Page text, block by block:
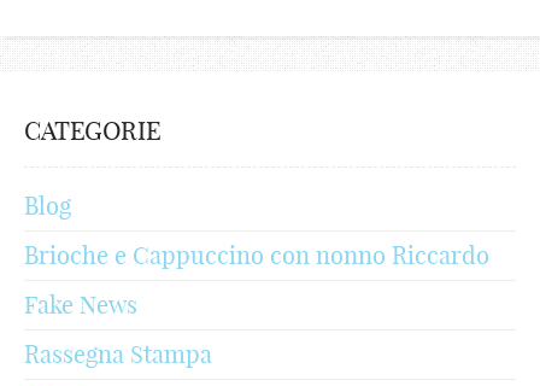
CATEGORIE
Blog
Brioche e Cappuccino con nonno Riccardo
Fake News
Rassegna Stampa